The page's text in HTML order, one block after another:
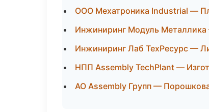
ООО Мехатроника Industrial —
Инжиниринг Модуль Металлика
Инжиниринг Лаб ТехРесурс —
НПП Assembly TechPlant —
АО Assembly Групп —